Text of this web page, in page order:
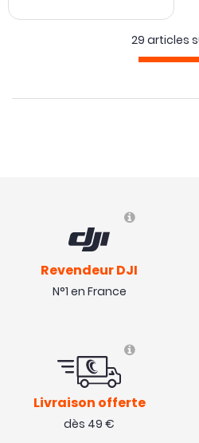
29 articles
Revendeur DJI
N°1 en France
Livraison offerte
dès 49 €